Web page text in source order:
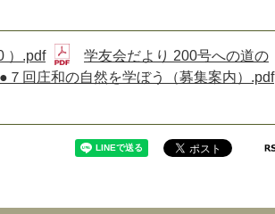
）.pdf
学友会だより 200号への道の
●７回庄和の自然を学ぼう（募集案内）.pdf